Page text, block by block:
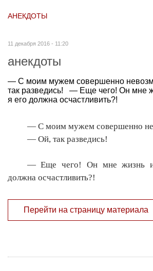
АНЕКДОТЫ
11 декабря 2016 - 11:20
анекдоты
— С моим мужем совершенно
так разведись! — Еще чего! Он мне
я его должна осчастливить?!
— С моим мужем совершенно
— Ой, так разведись!
— Еще чего! Он мне жизнь
должна осчастливить?!
Перейти на страницу материала